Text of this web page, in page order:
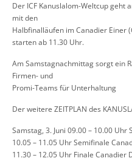
Der ICF Kanuslalom-Weltcup geht
mit den
Halbfinalläufen im Canadier Einer
starten ab 11.30 Uhr.
AmSamstagnachmittag sorgt ein
Firmen- und
Promi-Teams für Unterhaltung
Derweitere ZEITPLAN des
Samstag, 3. Juni 09.00– 10.00 Uhr
10.05 – 11.05 Uhr Semifinale
11.30– 12.05 Uhr Finale Canadier